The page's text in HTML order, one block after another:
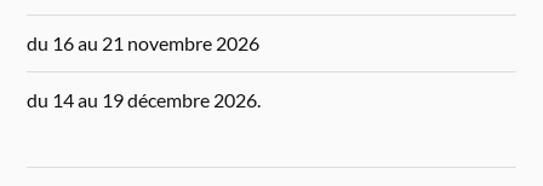
du 16 au 21 novembre 2026
du 14 au 19 décembre 2026.